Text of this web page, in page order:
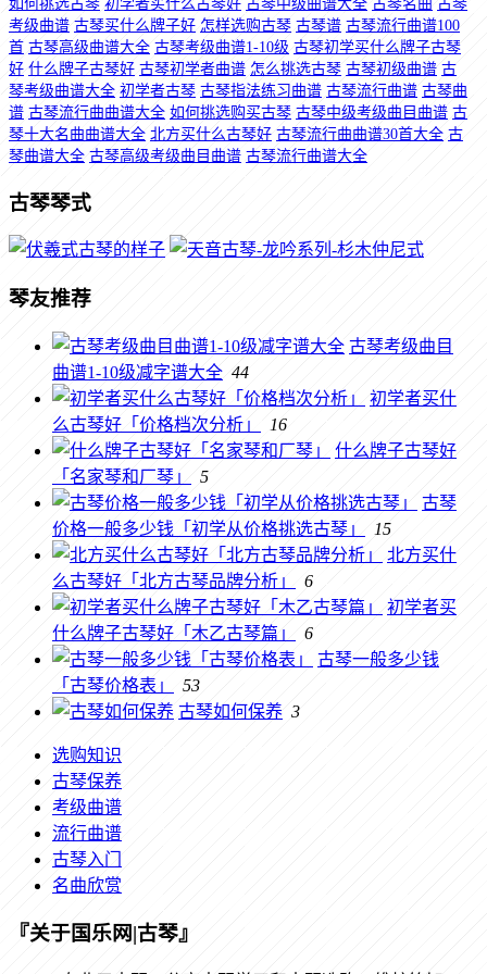
如何挑选古琴 初学者买什么古琴好 古琴中级曲谱大全 古琴名曲 古琴
考级曲谱 古琴买什么牌子好 怎样选购古琴 古琴谱 古琴流行曲谱100
首 古琴高级曲谱大全 古琴考级曲谱1-10级 古琴初学买什么牌子古琴
好 什么牌子古琴好 古琴初学者曲谱 怎么挑选古琴 古琴初级曲谱 古
琴考级曲谱大全 初学者古琴 古琴指法练习曲谱 古琴流行曲谱 古琴曲
谱 古琴流行曲曲谱大全 如何挑选购买古琴 古琴中级考级曲目曲谱 古
琴十大名曲曲谱大全 北方买什么古琴好 古琴流行曲曲谱30首大全 古
琴曲谱大全 古琴高级考级曲目曲谱 古琴流行曲谱大全
古琴琴式
琴友推荐
古琴考级曲目
曲谱1-10级减字谱大全 44
初学者买什
么古琴好「价格档次分析」
16
什么牌子古琴好
「名家琴和厂琴」
5
古琴
价格一般多少钱「初学从价格挑选古琴」
15
北方买什
么古琴好「北方古琴品牌分析」
6
初学者买
什么牌子古琴好「木乙古琴篇」
6
古琴一般多少钱
「古琴价格表」
53
古琴如何保养 3
选购知识
古琴保养
考级曲谱
流行曲谱
古琴入门
名曲欣赏
『关于国乐网|古琴』